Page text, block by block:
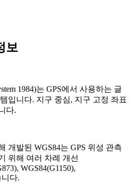
보
1984)는 GPS에서 사용하는 글
입니다. 지구 중심, 지구 고정 좌표
다.
개발된 WGS84는 GPS 위성 관측
위해 여러 차례 개선
WGS84(G1150),
니다.